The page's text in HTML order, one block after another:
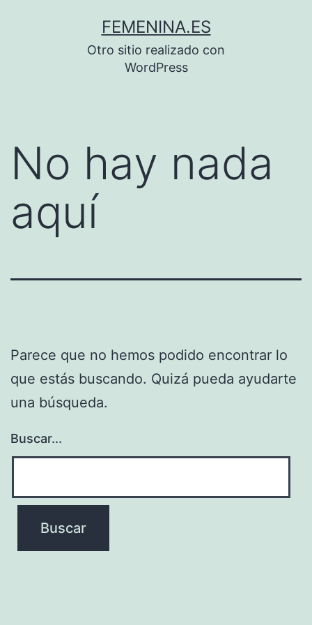
FEMENINA.ES
Otro sitio realizado con
WordPress
No hay nada
aquí
Parece que no hemos podido encontrar lo
que estás buscando. Quizá pueda ayudarte
una búsqueda.
Buscar...